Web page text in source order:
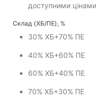
доступними
Склад (ХБ/ПЕ), %
30% ХБ+70% ПЕ
40% ХБ+60% ПЕ
60% ХБ+40% ПЕ
70% ХБ+30% ПЕ